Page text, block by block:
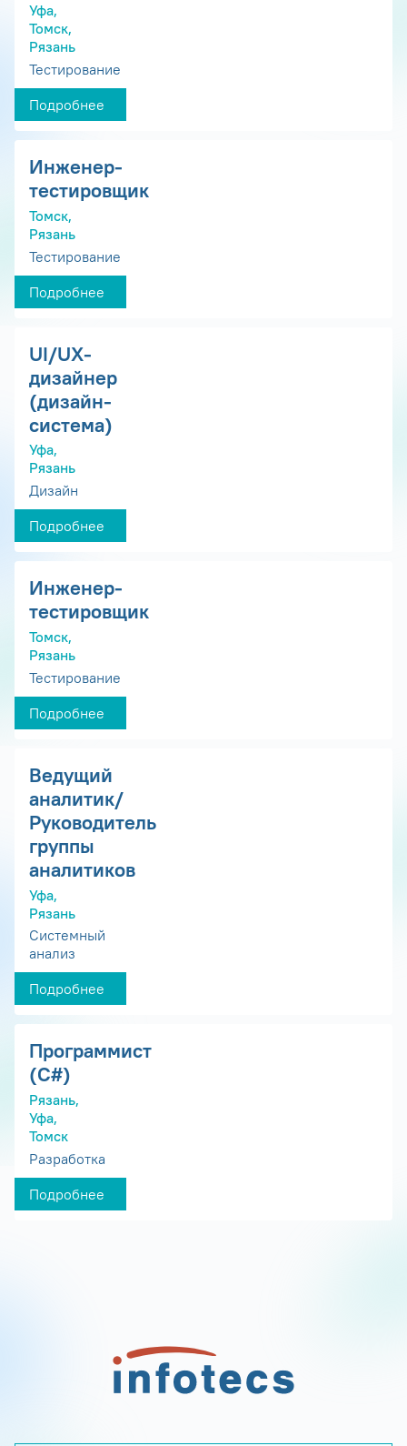
Уфа,
Томск,
Рязань
Тестирование
Подробнее
Инженер-
тестировщик
Томск,
Рязань
Тестирование
Подробнее
UI/UX-
дизайнер
(дизайн-
система)
Уфа,
Рязань
Дизайн
Подробнее
Инженер-
тестировщик
Томск,
Рязань
Тестирование
Подробнее
Ведущий
аналитик/
Руководитель
группы
аналитиков
Уфа,
Рязань
Системный
анализ
Подробнее
Программист
(С#)
Рязань,
Уфа,
Томск
Разработка
Подробнее